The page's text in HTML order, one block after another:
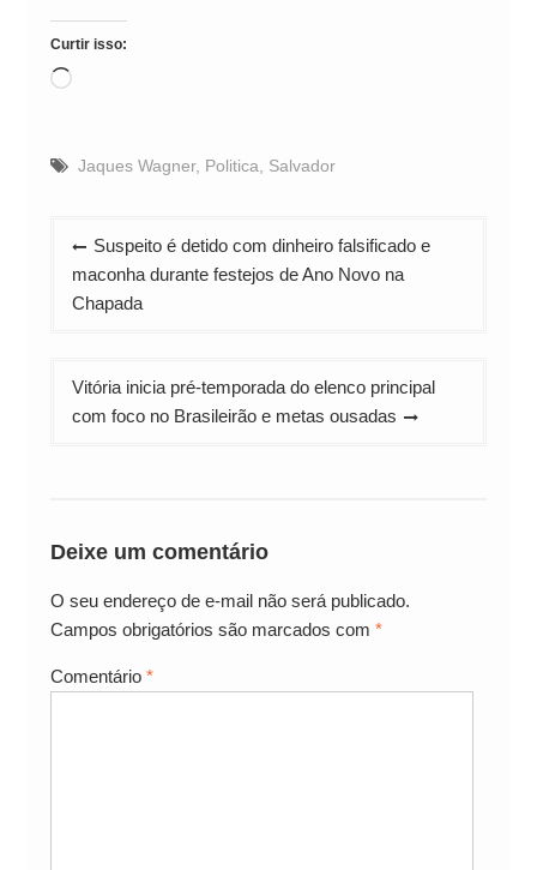
Curtir isso:
Carregando...
Jaques Wagner, Politica Salvador
Navegação
de
Post
Suspeito é detido com dinheiro falsificado e
maconha durante festejos de Ano Novo na
Chapada
Vitória inicia pré-temporada do elenco principal
com foco no Brasileirão e metas ousadas
Deixe um comentário
O seu endereço de e-mail não será publicado.
Campos obrigatórios são marcados com *
Comentário *